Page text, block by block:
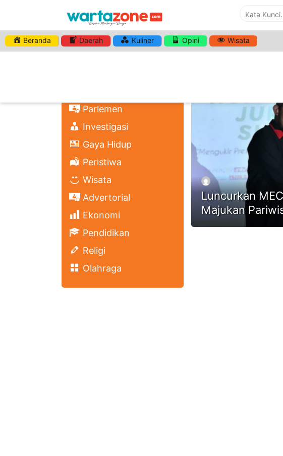
Beranda Daerah Kuliner Opini Wisata
Parlemen
Investigasi
Gaya Hidup
Peristiwa
Wisata
Advertorial
Ekonomi
Pendidikan
Religi
Olahraga
HASHTAG:LAUNCHING
Luncurkan
Majukan